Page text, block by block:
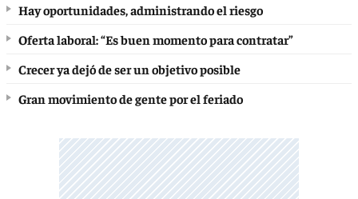
Hay oportunidades, administrando el riesgo
Oferta laboral: “Es buen momento para contratar”
Crecer ya dejó de ser un objetivo posible
Gran movimiento de gente por el feriado